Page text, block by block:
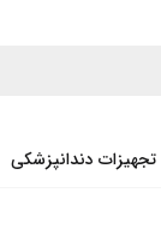
تجهیزات دندانپزشکی